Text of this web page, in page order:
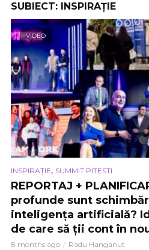
SUBIECT: INSPIRAȚIE
VIDEO
INSPIRAȚIE, SUMMIT PITESTI
REPORTAJ +
profunde sunt
inteligența artificială?
de care să ții cont în
8 months ago Radu Hanganut